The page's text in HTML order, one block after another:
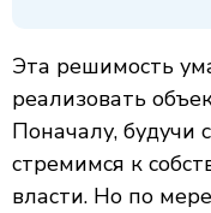
Эта решимость
реализовать
Поначалу, будучи
стремимся к
власти. Но по